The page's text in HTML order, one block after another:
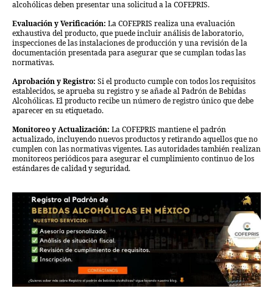
alcohólicas deben presentar una solicitud a la COFEPRIS.
Evaluación y Verificación: La COFEPRIS realiza una evaluación
exhaustiva del producto, que puede incluir análisis de laboratorio,
inspecciones de las instalaciones de producción y una revisión de la
documentación presentada para asegurar que se cumplan todas las
normativas.
Aprobación y Registro: Si el producto cumple con todos los requisitos
establecidos, se aprueba su registro y se añade al Padrón de Bebidas
Alcohólicas. El producto recibe un número de registro único que debe
aparecer en su etiquetado.
Monitoreo y Actualización: La COFEPRIS mantiene el padrón
actualizado, incluyendo nuevos productos y retirando aquellos que no
cumplen con las normativas vigentes. Las autoridades también realizan
monitoreos periódicos para asegurar el cumplimiento continuo de los
estándares de calidad y seguridad.